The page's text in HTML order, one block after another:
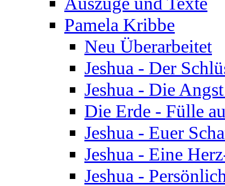
Pamela Kribbe
Neu Überarbeitet
Jeshua - Der
Jeshua - Die
Die Erde - Fülle
Jeshua - Euer
Jeshua - Eine
Jeshua -